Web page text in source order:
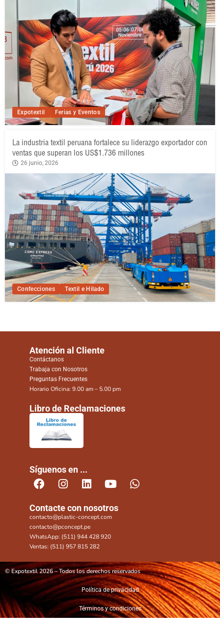
Expotextil Ferias y Eventos
Confecciones Textil e Hilado
La industria textil peruana fortalece su liderazgo exportador con
ventas que superan los US$1.736 millones
26 junio, 2026
Atención al Cliente
Contáctanos
Trabaja con Nosotros
Preguntas Frecuentes
Horario Oficina: 9.00 am – 5.00 pm
Libro de Reclamaciones
Síguenos en ...
Contacte con nosotros
contacto@plastic-concept.com
contacto@pconcept.pe
WhatsApp: (511) 944 428 920
Ventas: (511) 957 815 282
© Expotextil 2026 – Todos los derechos reservados
Política de privacidad
Términos y condiciones